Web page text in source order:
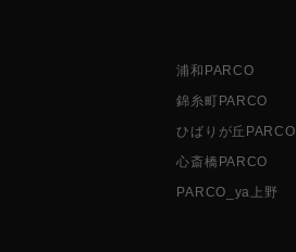
浦和PARCO
錦糸町PARCO
ひばりが丘PARCO
心斎橋PARCO
PARCO_ya上野